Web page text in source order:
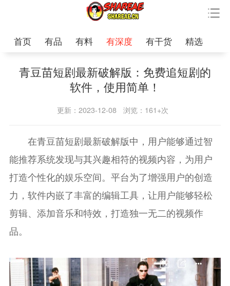
首页 有品 有料 有深度 有干货 精选
青豆苗短剧最新破解版：免费追短剧的
软件，使用简单！
更新：2023-12-08 浏览：161+次
在青豆苗短剧最新破解版中，用户能够通过智
能推荐系统发现与其兴趣相符的视频内容，为用户
打造个性化的娱乐空间。平台为了增强用户的创造
力，软件内嵌了丰富的编辑工具，让用户能够轻松
剪辑、添加音乐和特效，打造独一无二的视频作
品。